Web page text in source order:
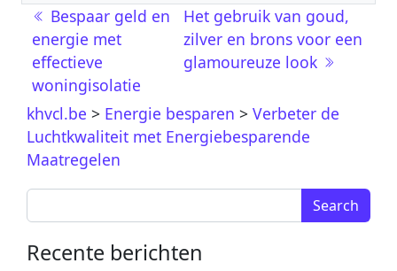
Post navigation
Bespaar geld en
energie met
effectieve
woningisolatie
Het gebruik van goud,
zilver en brons voor een
glamoureuze look
khvcl.be > Energie besparen > Verbeter de
Luchtkwaliteit met Energiebesparende
Maatregelen
Search for:
Recente berichten